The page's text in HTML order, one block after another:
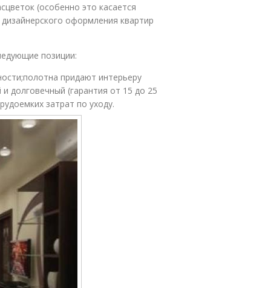
(особенно это касается
оформления квартир
позиции:
придают интерьеру
долговечный (гарантия от 15 до 25
затрат по уходу.